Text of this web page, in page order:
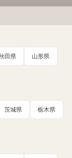
田県 山形県
茨城県 栃木県